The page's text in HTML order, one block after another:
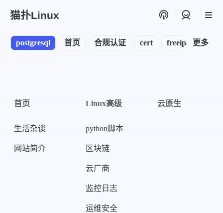
猫扑Linux
首页 合规认证 cert freeipa node
postgresql 更多
首页
生活杂谈
网站简介
Linux高级
python脚本
区块链
云厂商
监控日志
运维安全
云原生